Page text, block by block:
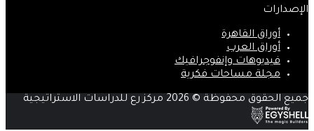
الإصدارات
أوراق القاهرة
أوراق العرب
فيديوهات وإنفوجرافيك
مجلة مساحات فكرية
جميع الحقوق محفوظة © 2026 مركز رع للدراسات الاستراتيجية